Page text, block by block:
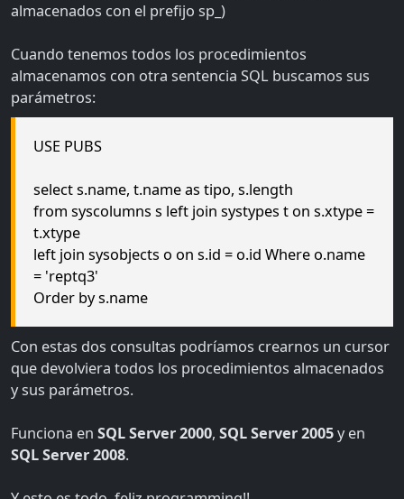
almacenados con el prefijo sp_)
Cuando tenemos todos los procedimientos
almacenamos con otra sentencia SQL buscamos sus
parámetros:
USE PUBS
select s.name, t.name as tipo, s.length
from syscolumns s left join systypes t on s.xtype =
t.xtype
left join sysobjects o on s.id = o.id Where o.name
= 'reptq3'
Order by s.name
Con estas dos consultas podríamos crearnos un cursor
que devolviera todos los procedimientos almacenados
y sus parámetros.
Funciona en SQL Server 2000, SQL Server 2005y en
SQL Server 2008.